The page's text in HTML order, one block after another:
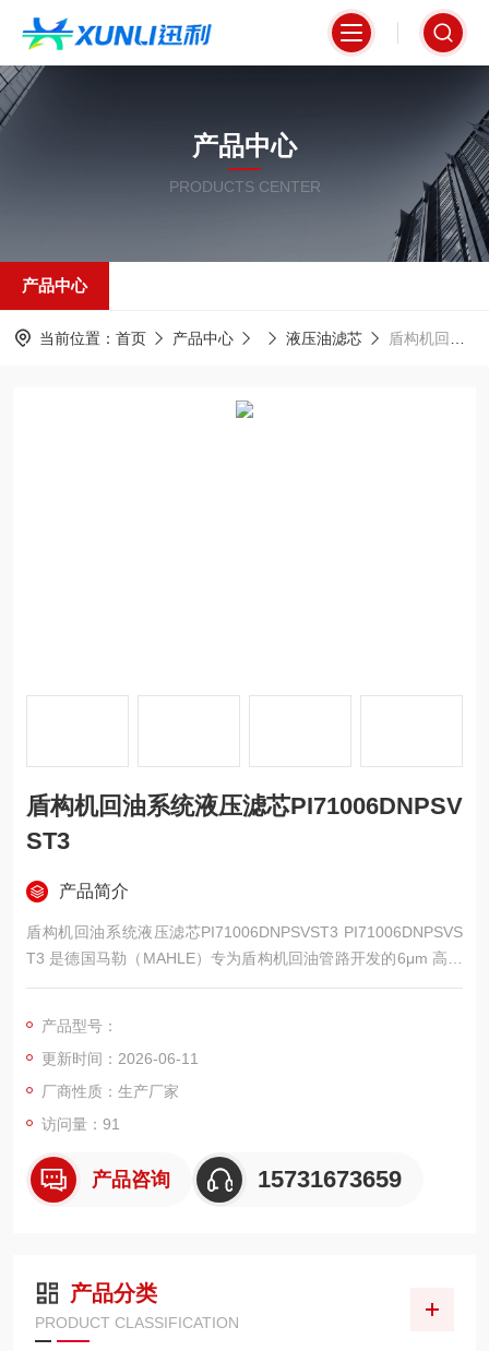
产品中心
PRODUCTS CENTER
产品中心
当前位置： 首页 产品中心 液压油滤芯 盾构机回油系统液压滤芯PI71006DNPSVST3
盾构机回油系统液压滤芯PI71006DNPSV
ST3
产品简介
盾构机回油系统液压滤芯PI71006DNPSVST3 PI71006DNPSVS
T3 是德国马勒（MAHLE）专为盾构机回油管路开发的6μm 高精
度、高压、全不锈钢液压滤芯。采用 PS 级复合玻纤 + 316L 不锈
0℃。适配土压 / 泥水平衡盾构、硬岩 TBM 等高粉尘、强振动、
高压脉动 恶劣工况，全流量回油过滤
产品型号：
更新时间：2026-06-11
厂商性质：生产厂家
访问量：91
产品咨询 15731673659
产品分类
PRODUCT CLASSIFICATION